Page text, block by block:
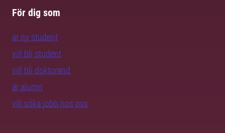
För dig som
är ny student
vill bli student
vill bli doktorand
är alumn
vill söka jobb hos oss